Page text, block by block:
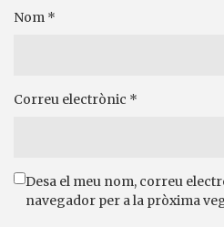
Nom *
Correu electrònic *
Desa el meu nom, correu
navegador per a la pròxima